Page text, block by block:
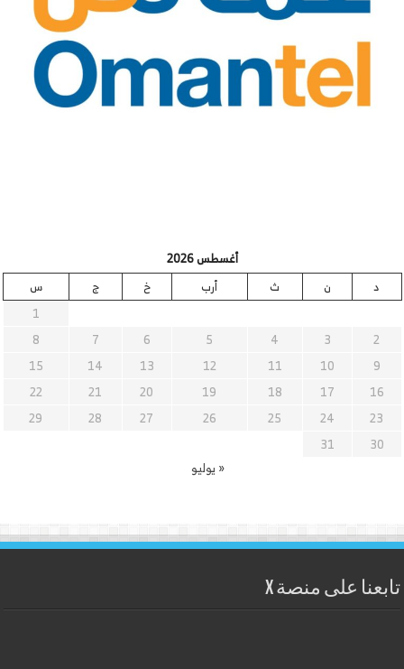
أغسطس 2026
د
ن ث أرب خ ج
س
1
2
3
4
5
6
7
8
9
10
11
12
13
14
15
16
17
18
19
20
21
22
23
24
25
26
27
28
29
30
31
« يوليو
تابعنا على منصة X